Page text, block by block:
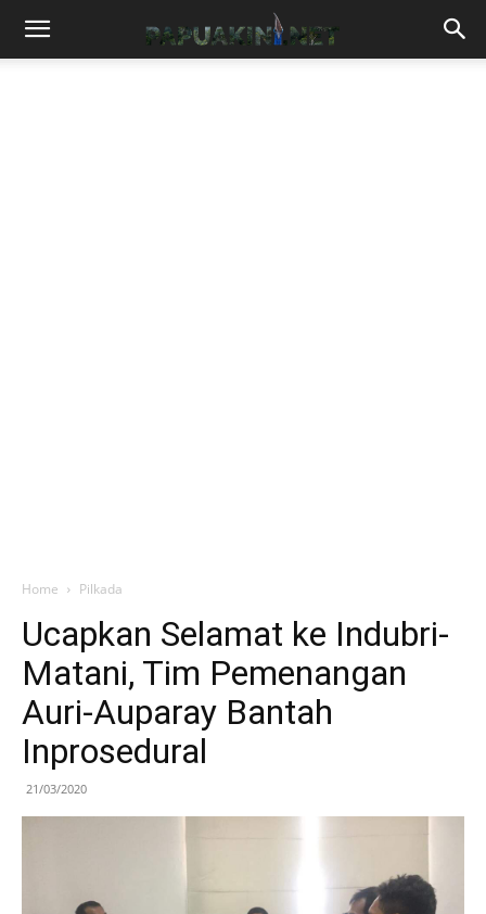
Home Pilkada
Ucapkan Selamat ke Indubri-
Matani, Tim Pemenangan
Auri-Auparay Bantah
Inprosedural
21/03/2020